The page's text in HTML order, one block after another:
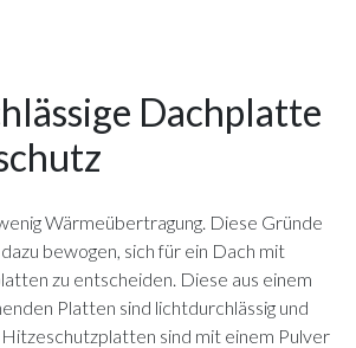
Dachplatte
Wärmeübertragung. Diese Gründe
bewogen, sich für ein Dach mit
zu entscheiden. Diese aus einem
Platten sind lichtdurchlässig und
sind mit einem Pulver